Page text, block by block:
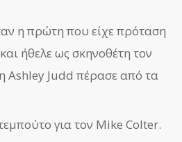
η πρώτη που είχε πρόταση
ήθελε ως σκηνοθέτη τον
Ashley Judd πέρασε από τα
για τον Mike Colter.